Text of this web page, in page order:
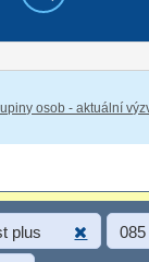
osob - aktuální
plus 085